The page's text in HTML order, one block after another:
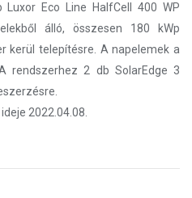
Eco Line HalfCell 400 WP
álló, összesen 180 kWp
kerül telepítésre. A napelemek a
rendszerhez 2 db SolarEdge 3
2022.04.08.